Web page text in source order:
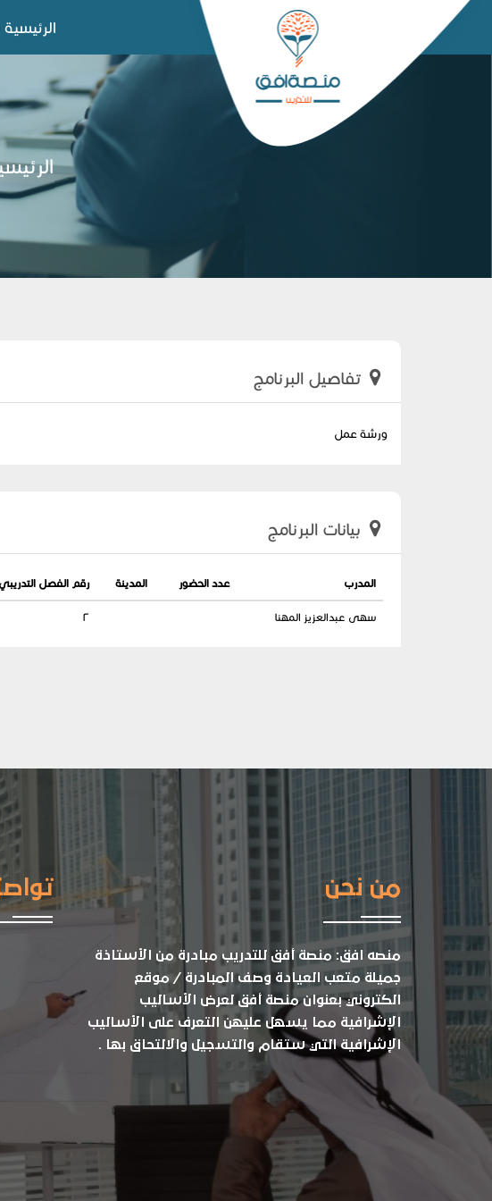
الرئيسية
تفاصيل البرنامج
ورشة عمل
بيانات البرنامج
المدرب عدد الحضور المدينة رقم الفصل التدريبي
سهى عبدالعزيز المهنا ٢
من نحن
منصه افق: منصة أفق للتدريب مبادرة من الأستاذة
جميلة متعب العيادة وصف المبادرة / موقع
الكتروني بعنوان منصة أفق لعرض الأساليب
الإشرافية مما يسهل عليهن التعرف على الأساليب
الإشرافية التي ستقام والتسجيل والالتحاق بها .